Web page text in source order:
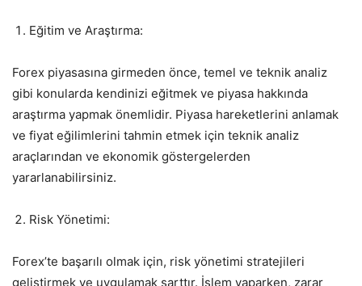
Eğitim ve Araştırma:
Forex piyasasına girmeden önce, temel ve teknik analiz
gibi konularda kendinizi eğitmek ve piyasa hakkında
araştırma yapmak önemlidir. Piyasa hareketlerini anlamak
ve fiyat eğilimlerini tahmin etmek için teknik analiz
araçlarından ve ekonomik göstergelerden
yararlanabilirsiniz.
Risk Yönetimi:
Forex’te başarılı olmak için, risk yönetimi stratejileri
geliştirmek ve uygulamak şarttır. İşlem yaparken, zarar